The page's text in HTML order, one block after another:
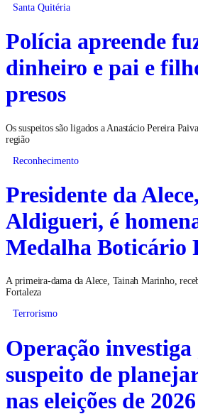
Santa Quitéria
Polícia apreende
dinheiro e pai e
presos
Os suspeitos são ligados a Anastácio Pereira
região
Reconhecimento
Presidente da
Aldigueri, é
Medalha Boticário
A primeira-dama da Alece, Tainah Marinho,
Fortaleza
Terrorismo
Operação
suspeito de
nas eleições de 2026